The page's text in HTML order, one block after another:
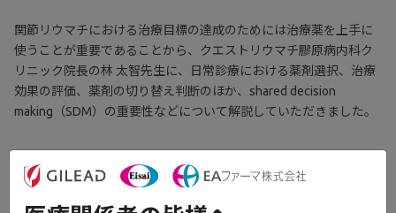
関節リウマチにおける治療目標の達成のためには治療薬を上手に
使うことが重要であることから、クエストリウマチ膠原病内科ク
リニック院長の林 太智先生に、日常診療における薬剤選択、治療
効果の評価、薬剤の切り替え判断のほか、shared decision
making（SDM）の重要性などについて解説していただきました。
download ダウンロード